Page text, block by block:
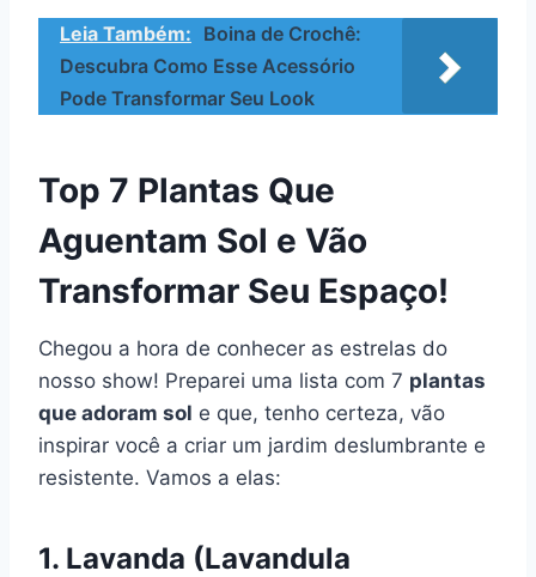
Leia Também: Boina de Crochê:
Descubra Como Esse Acessório
Pode Transformar Seu Look
Top 7 Plantas Que
Aguentam Sol e Vão
Transformar Seu Espaço!
Chegou a hora de conhecer as estrelas do
nosso show! Preparei uma lista com 7 plantas
que adoram sol e que, tenho certeza, vão
inspirar você a criar um jardim deslumbrante e
resistente. Vamos a elas:
1. Lavanda (Lavandula